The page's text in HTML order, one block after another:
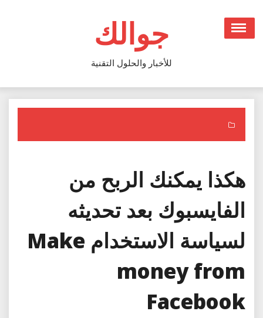
content
جوالك
للأخبار والحلول التقنية
هكذا يمكنك الربح من
الفايسبوك بعد تحديثه
لسياسة الاستخدام Make
money from
Facebook